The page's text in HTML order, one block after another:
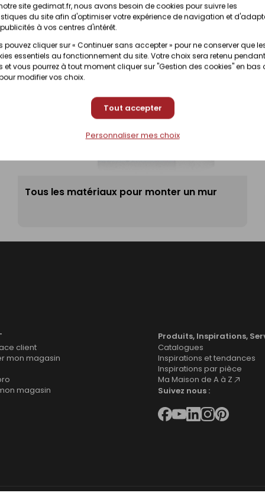
site gedimat.fr, nous avons besoin de cookies pour suivre les
du site afin d'optimiser votre expérience de navigation et
à vos centres d'intérêt.
pouvez cliquer sur « Continuer sans accepter » pour ne conserver que
essentiels au fonctionnement du site. Votre choix sera retenu pendant
et vous pourrez à tout moment cliquer sur "Gestion des cookies" en bas
modifier vos choix.
Tout accepter
Personnaliser mes choix
Tous les matériaux pour monter un mur
client
mon magasin
magasin
Produits, Inspirations,
Catalogues
Inspirations et tendances
Inspirations par pièce
Ma Maison de A à Z
Suivez nous :